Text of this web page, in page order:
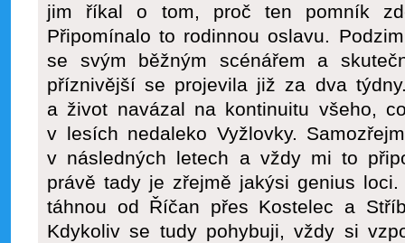
jim říkal o tom, proč ten pomník
Připomínalo to rodinnou oslavu.
se svým běžným scénářem a
příznivější se projevila již za dva
a život navázal na kontinuitu všeho,
v lesích nedaleko Vyžlovky.
v následných letech a vždy mi to
právě tady je zřejmě jakýsi genius
táhnou od Říčan přes Kostelec a
Kdykoliv se tudy pohybuji, vždy si